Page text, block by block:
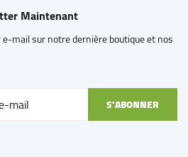
Maintenant
mail sur notre dernière boutique et nos
S'ABONNER